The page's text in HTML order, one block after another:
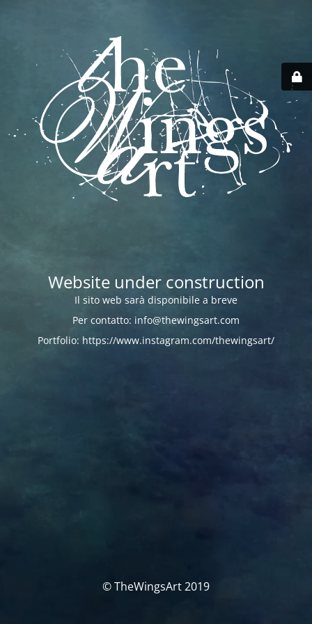
Website under construction
Il sito web sarà disponibile a breve
Per contatto: info@thewingsart.com
Portfolio: https://www.instagram.com/thewingsart/
© TheWingsArt 2019